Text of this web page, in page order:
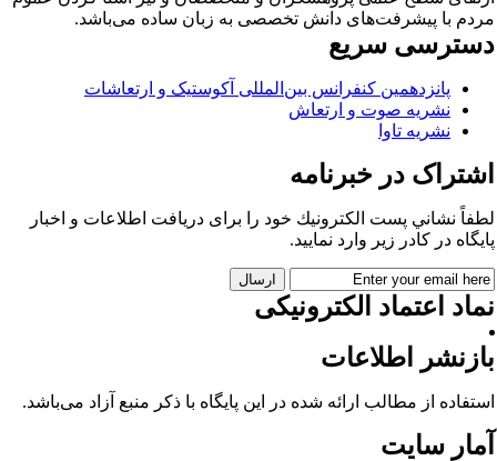
با پیشرفت‌های دانش تخصصی به زبان ساده می‌باشد.
سریع
پانزدهمین کنفرانس بین‌المللی آکوستیک و ارتعاشات
نشریه صوت و ارتعاش
نشریه تاوا
در خبرنامه
نشاني پست الكترونيك خود را برای دريافت اطلاعات و اخبار
در كادر زير وارد نمایید.
اعتماد الکترونیکی
اطلاعات
از مطالب ارائه شده در این پایگاه با ذکر منبع آزاد می‌باشد.
سایت